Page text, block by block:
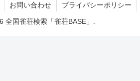
お問い合わせ プライバシーポリシー
全国雀荘検索「雀荘BASE」.